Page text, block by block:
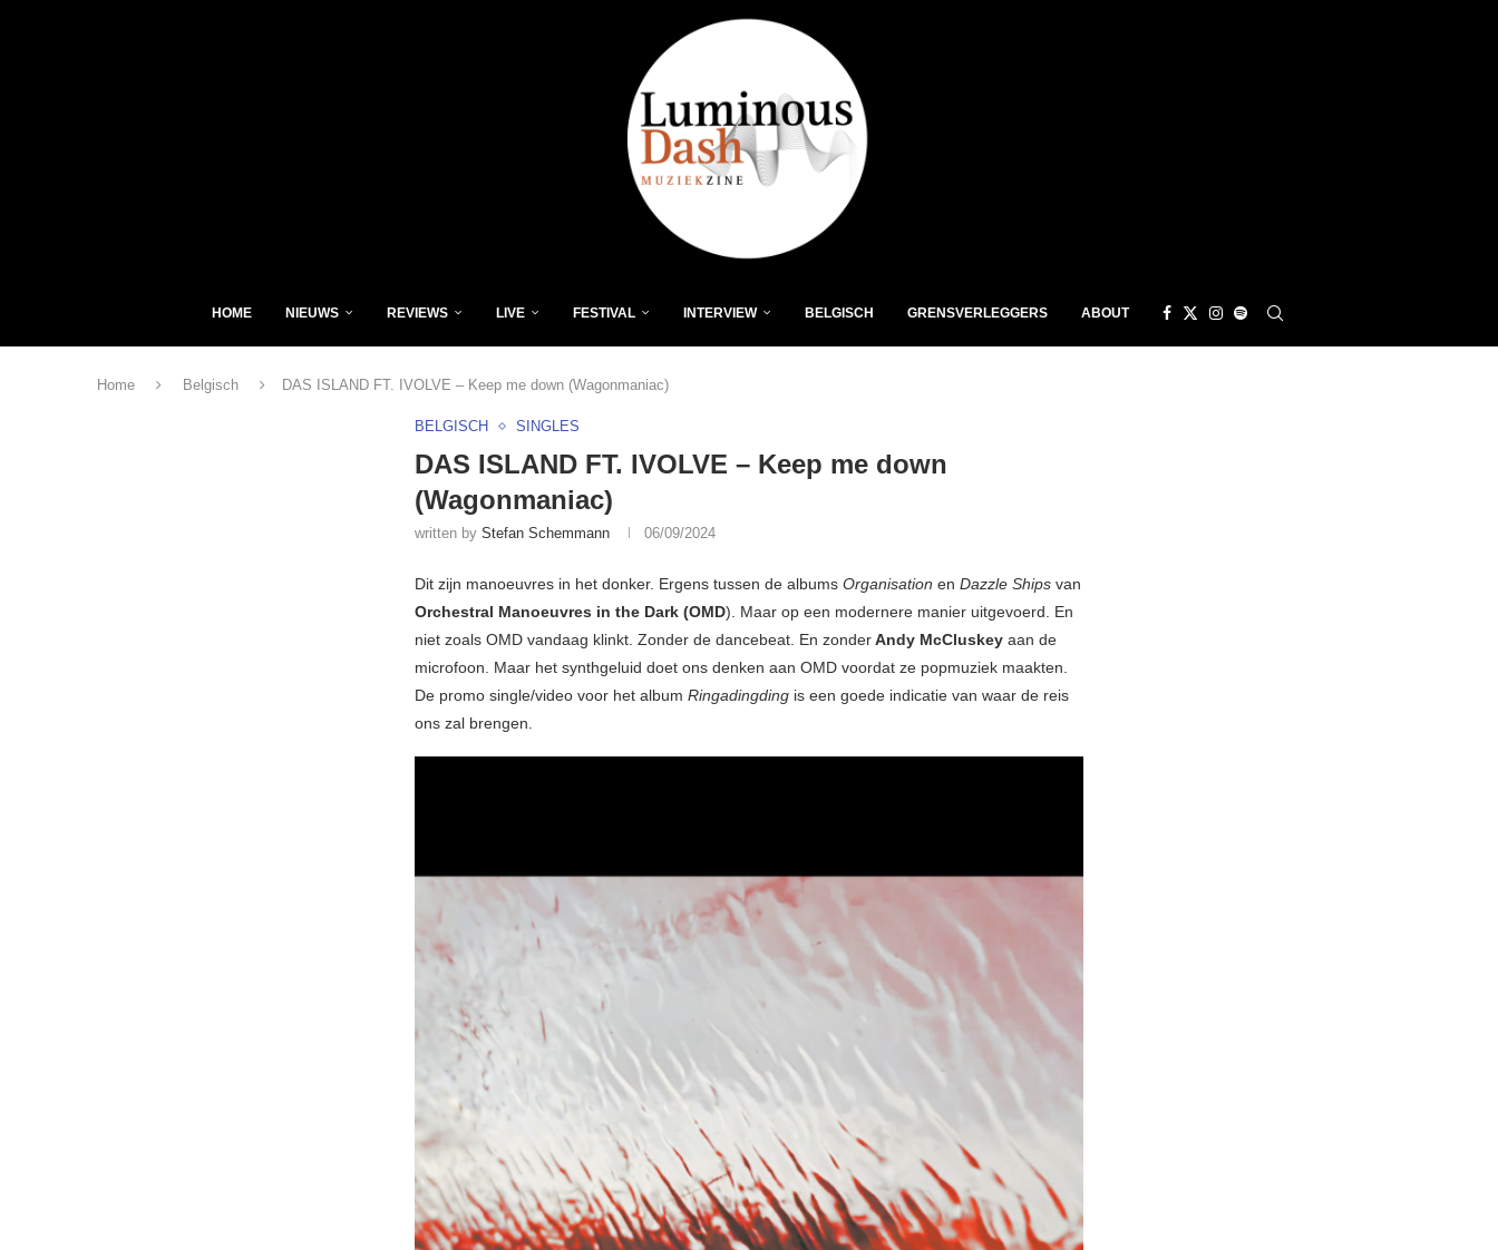
HOME NIEUWS REVIEWS LIVE FESTIVAL INTERVIEW BELGISCH GRENSVERLEGGERS ABOUT
Home Belgisch DAS ISLAND FT. IVOLVE – Keep me down (Wagonmaniac)
BELGISCH SINGLES
DAS ISLAND FT. IVOLVE – Keep me down
(Wagonmaniac)
written by Stefan Schemmann 06/09/2024
Dit zijn manoeuvres in het donker. Ergens tussen de albums Organisation en Dazzle Ships van
Orchestral Manoeuvres in the Dark (OMD). Maar op een modernere manier uitgevoerd. En
niet zoals OMD vandaag klinkt. Zonder de dancebeat. En zonderAndy McCluskey aan de
microfoon. Maar het synthgeluid doet ons denken aan OMD voordat ze popmuziek maakten.
De promo single/video voor het album Ringadingding is een goede indicatie van waar de reis
ons zal brengen.